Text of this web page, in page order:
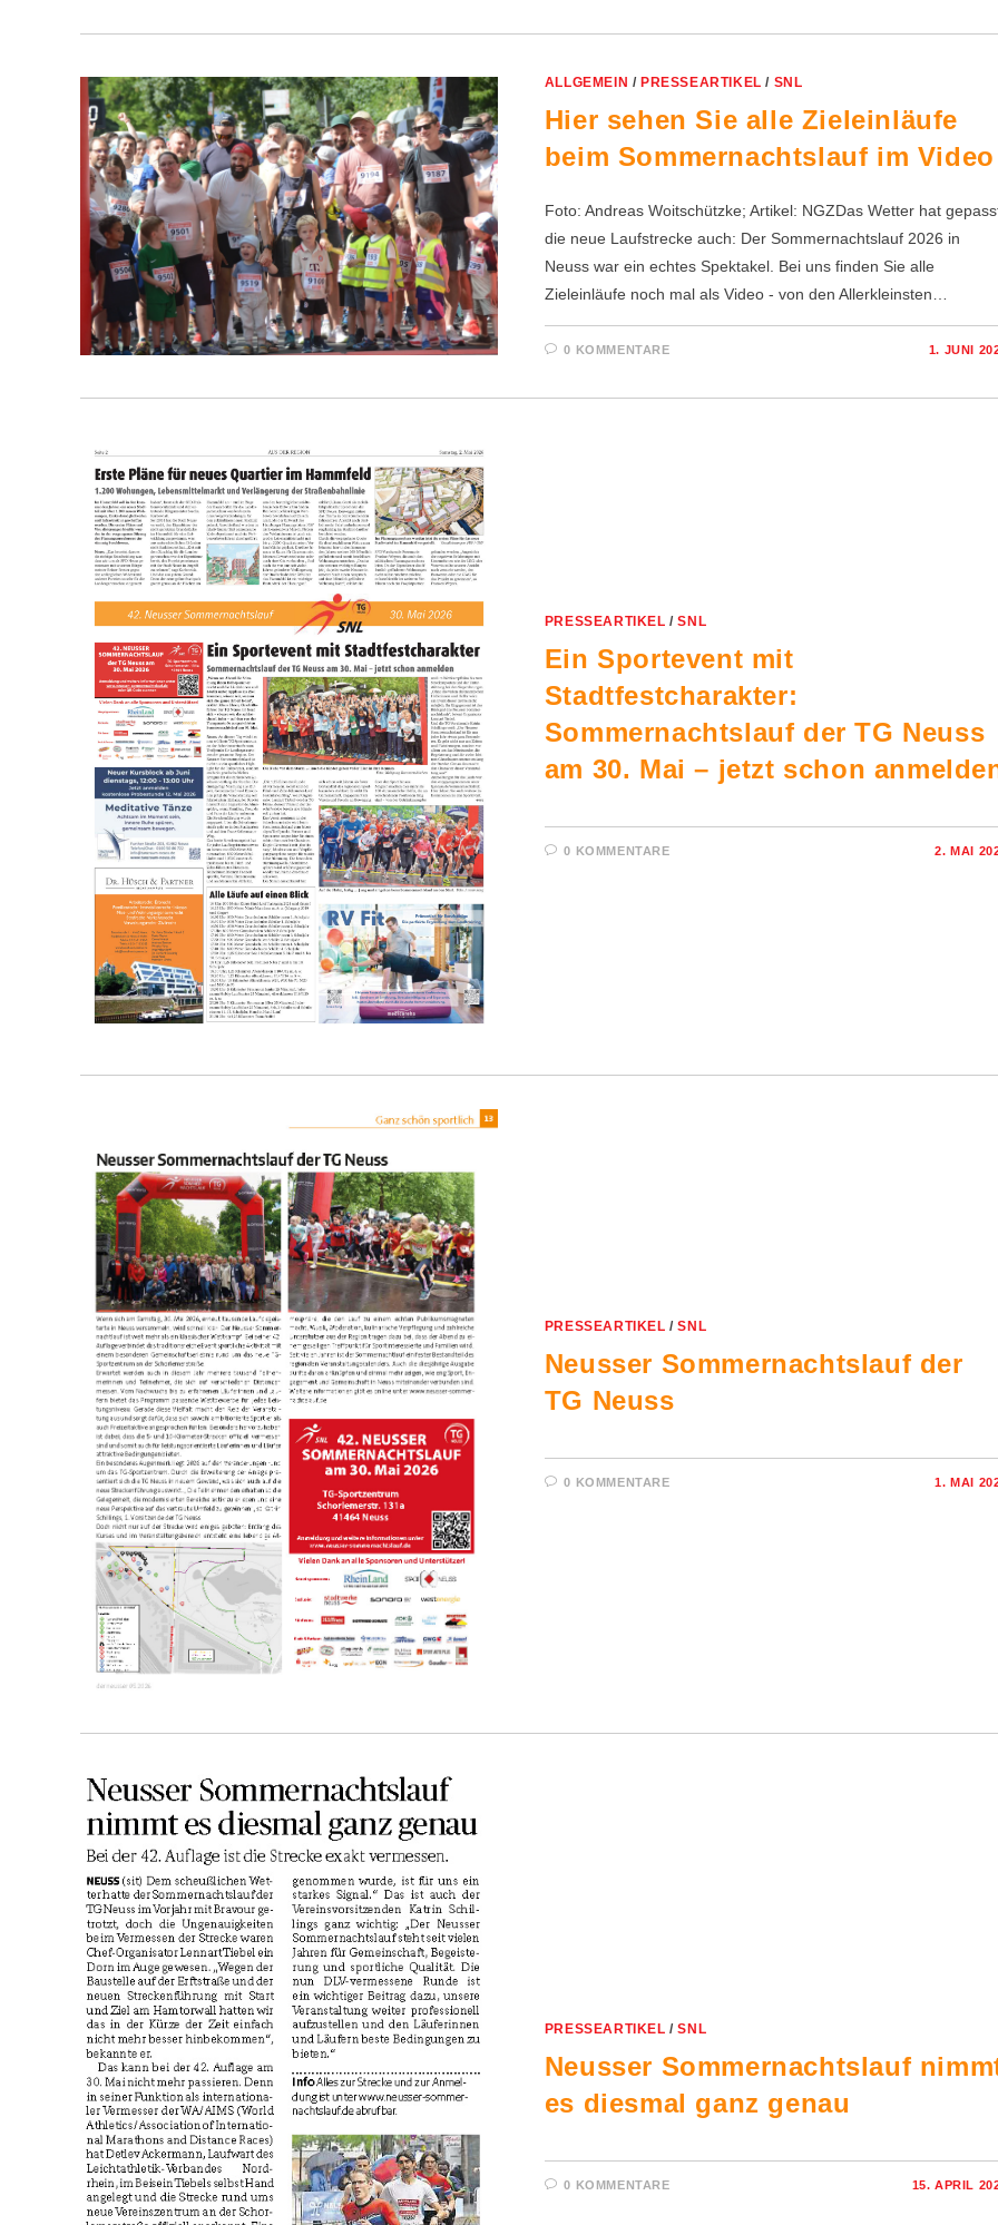
ALLGEMEIN / PRESSEARTIKEL / SNL
Hier sehen Sie alle Zieleinläufe
beim Sommernachtslauf im Video
Foto: Andreas Woitschützke; Artikel: NGZDas Wetter hat
die neue Laufstrecke auch: Der Sommernachtslauf 2026 in
Neuss war ein echtes Spektakel. Bei uns finden Sie alle
Zieleinläufe noch mal als Video - von den Allerkleinsten…
0 KOMMENTARE 1. JUNI
PRESSEARTIKEL /SNL
Ein Sportevent mit
Stadtfestcharakter:
Sommernachtslauf der TG Neuss
am 30. Mai – jetzt schon
0 KOMMENTARE 2. MAI
PRESSEARTIKEL /SNL
Neusser Sommernachtslauf der
TG Neuss
0 KOMMENTARE 1. MAI
PRESSEARTIKEL /SNL
Neusser Sommernachtslauf
es diesmal ganz genau
0 KOMMENTARE 15. APRIL